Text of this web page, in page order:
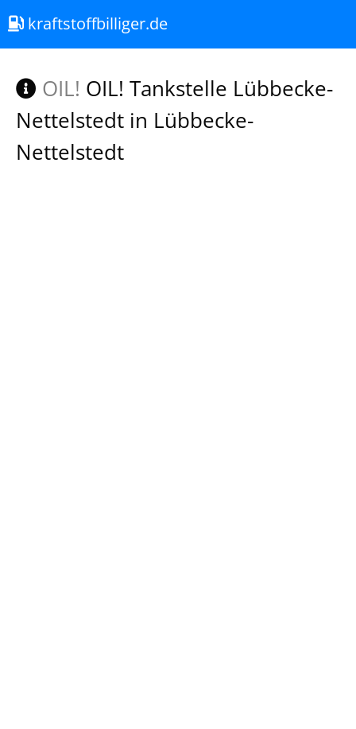
kraftstoffbilliger.de
OIL! OIL! Tankstelle Lübbecke-
Nettelstedt in Lübbecke-
Nettelstedt